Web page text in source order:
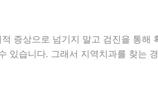
증상으로 넘기지 말고 검진을 통
있습니다. 그래서 지역치과를 찾는